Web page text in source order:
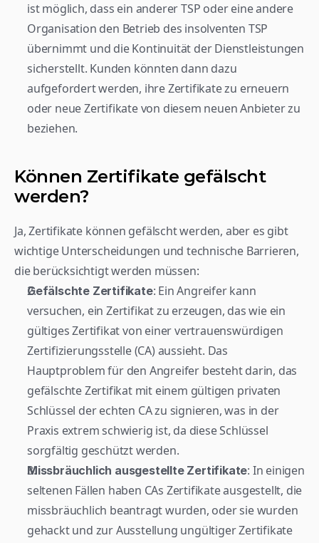
ist möglich, dass ein anderer TSP oder eine andere
Organisation den Betrieb des insolventen TSP
übernimmt und die Kontinuität der Dienstleistungen
sicherstellt. Kunden könnten dann dazu
aufgefordert werden, ihre Zertifikate zu erneuern
oder neue Zertifikate von diesem neuen Anbieter zu
beziehen.
Können Zertifikate gefälscht
werden?
Ja, Zertifikate können gefälscht werden, aber es gibt
wichtige Unterscheidungen und technische Barrieren,
die berücksichtigt werden müssen:
Gefälschte Zertifikate: Ein Angreifer kann
versuchen, ein Zertifikat zu erzeugen, das wie ein
gültiges Zertifikat von einer vertrauenswürdigen
Zertifizierungsstelle (CA) aussieht. Das
Hauptproblem für den Angreifer besteht darin, das
gefälschte Zertifikat mit einem gültigen privaten
Schlüssel der echten CA zu signieren, was in der
Praxis extrem schwierig ist, da diese Schlüssel
sorgfältig geschützt werden.
Missbräuchlich ausgestellte Zertifikate: In einigen
seltenen Fällen haben CAs Zertifikate ausgestellt, die
missbräuchlich beantragt wurden, oder sie wurden
gehackt und zur Ausstellung ungültiger Zertifikate